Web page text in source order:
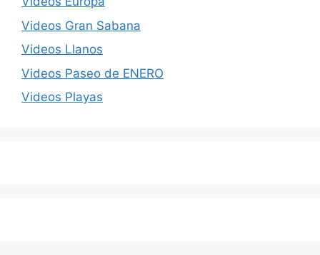
Videos Gran Sabana
Videos Llanos
Videos Paseo de ENERO
Videos Playas